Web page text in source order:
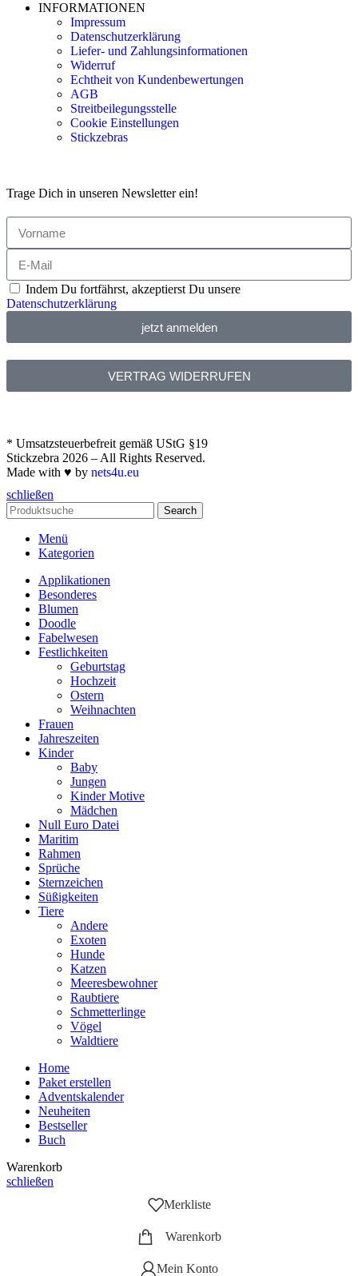
INFORMATIONEN
Impressum
Datenschutzerklärung
Liefer- und Zahlungsinformationen
Widerruf
Echtheit von Kundenbewertungen
AGB
Streitbeilegungsstelle
Cookie Einstellungen
Stickzebras
Trage Dich in unseren Newsletter ein!
Indem Du fortfährst, akzeptierst Du unsere
Datenschutzerklärung
jetzt anmelden
VERTRAG WIDERRUFEN
* Umsatzsteuerbefreit gemäß UStG §19
Stickzebra 2026 – All Rights Reserved.
Made with ♥ by nets4u.eu
schließen
Search
Menü
Kategorien
Applikationen
Besonderes
Blumen
Doodle
Fabelwesen
Festlichkeiten
Geburtstag
Hochzeit
Ostern
Weihnachten
Frauen
Jahreszeiten
Kinder
Baby
Jungen
Kinder Motive
Mädchen
Null Euro Datei
Maritim
Rahmen
Sprüche
Sternzeichen
Süßigkeiten
Tiere
Andere
Exoten
Hunde
Katzen
Meeresbewohner
Raubtiere
Schmetterlinge
Vögel
Waldtiere
Home
Paket erstellen
Adventskalender
Neuheiten
Bestseller
Buch
Warenkorb
schließen
Merkliste
Warenkorb
Mein Konto